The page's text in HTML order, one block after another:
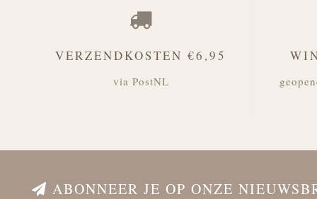
VERZENDKOSTEN €6,95
via PostNL
ABONNEER JE OP ONZE